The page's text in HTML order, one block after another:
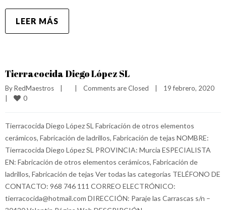
LEER MÁS
Tierracocida Diego López SL
By RedMaestros Comments are Closed
0
Tierracocida Diego López SL Fabricación de otros elementos
cerámicos, Fabricación de ladrillos, Fabricación de tejas NOMBRE:
Tierracocida Diego López SL PROVINCIA: Murcia ESPECIALISTA
EN: Fabricación de otros elementos cerámicos, Fabricación de
ladrillos, Fabricación de tejas Ver todas las categorías TELÉFONO DE
CONTACTO: 968 746 111 CORREO ELECTRÓNICO:
tierracocida@hotmail.com DIRECCIÓN: Paraje las Carrascas s/n –